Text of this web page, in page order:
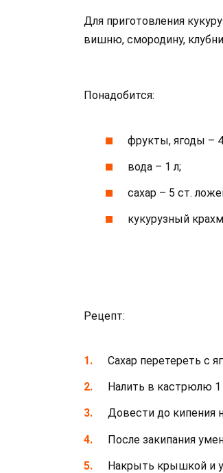
Для приготовления
вишню, смородину,
Понадобится:
фрукты, ягоды –
вода – 1 л;
сахар – 5 ст.
кукурузный
Рецепт:
Сахар перетереть с
Налить в кастрюлю
Довести до кипения
После закипания
Накрыть крышкой и